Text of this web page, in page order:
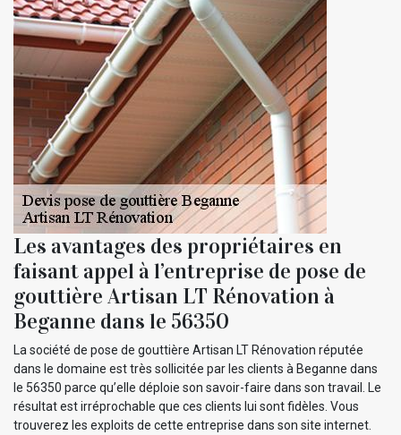
Les avantages des propriétaires en
faisant appel à l’entreprise de pose de
gouttière Artisan LT Rénovation à
Beganne dans le 56350
La société de pose de gouttière Artisan LT Rénovation réputée
dans le domaine est très sollicitée par les clients à Beganne dans
le 56350 parce qu’elle déploie son savoir-faire dans son travail. Le
résultat est irréprochable que ces clients lui sont fidèles. Vous
trouverez les exploits de cette entreprise dans son site internet.